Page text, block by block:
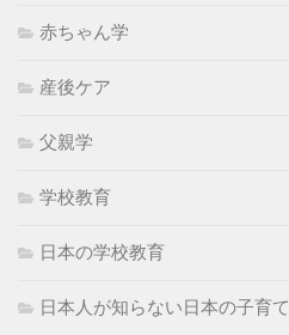
赤ちゃん学
産後ケア
父親学
学校教育
日本の学校教育
日本人が知らない日本の子育て